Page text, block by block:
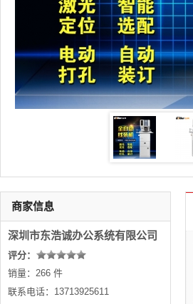
商家信息
深圳市东浩诚办公系统有限公司
评分：
销量：266 件
联系电话：13713925611